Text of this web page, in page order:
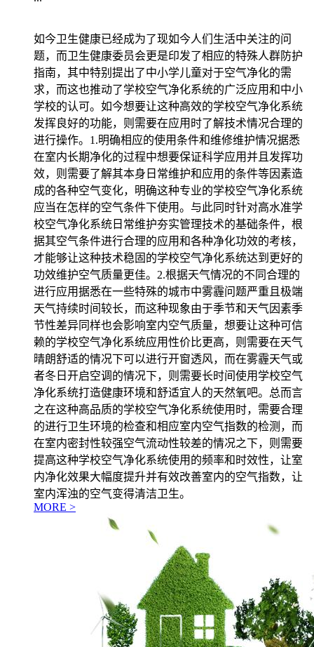
如今卫生健康已经成为了现如今人们生活中关注的问
题，而卫生健康委员会更是印发了相应的特殊人群防护
指南，其中特别提出了中小学儿童对于空气净化的需
求，而这也推动了学校空气净化系统的广泛应用和中小
学校的认可。如今想要让这种高效的学校空气净化系统
发挥良好的功能，则需要在应用时了解技术情况合理的
进行操作。1.明确相应的使用条件和维修维护情况据悉
在室内长期净化的过程中想要保证科学应用并且发挥功
效，则需要了解其本身日常维护和应用的条件等因素造
成的各种空气变化，明确这种专业的学校空气净化系统
应当在怎样的空气条件下使用。与此同时针对高水准学
校空气净化系统日常维护夯实管理技术的基础条件，根
据其空气条件进行合理的应用和各种净化功效的考核，
才能够让这种技术稳固的学校空气净化系统达到更好的
功效维护空气质量更佳。2.根据天气情况的不同合理的
进行应用据悉在一些特殊的城市中雾霾问题严重且极端
天气持续时间较长，而这种现象由于季节和天气因素季
节性差异同样也会影响室内空气质量，想要让这种可信
赖的学校空气净化系统应用性价比更高，则需要在天气
晴朗舒适的情况下可以进行开窗透风，而在雾霾天气或
者冬日开启空调的情况下，则需要长时间使用学校空气
净化系统打造健康环境和舒适宜人的天然氧吧。总而言
之在这种高品质的学校空气净化系统使用时，需要合理
的进行卫生环境的检查和相应室内空气指数的检测，而
在室内密封性较强空气流动性较差的情况之下，则需要
提高这种学校空气净化系统使用的频率和时效性，让室
内净化效果大幅度提升并有效改善室内的空气指数，让
室内浑浊的空气变得清洁卫生。
MORE >